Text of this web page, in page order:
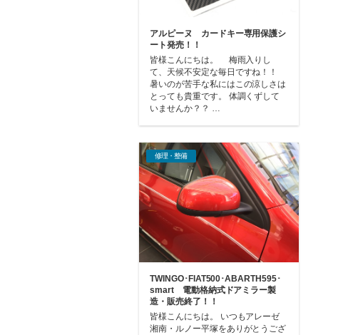
アルピーヌ カードキー専用保護シ
ート発売！！
皆様こんにちは。 梅雨入りし
て、天候不安定な毎日ですね！！
暑いのが苦手な私にはこの涼しさは
とっても貴重です。 体調くずして
いませんか？？ …
修理・整備
TWINGO･FIAT500･ABARTH595･
smart 電動格納式ドアミラー製
造・販売終了！！
皆様こんにちは。 いつもアレーゼ
湘南・ルノー平塚をありがとうござ